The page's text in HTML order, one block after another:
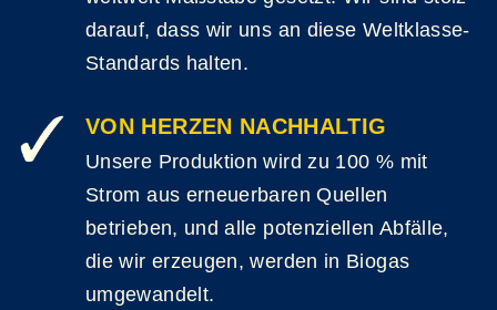
darauf, dass wir uns an diese Weltklasse-
Standards halten.
VON HERZEN NACHHALTIG
Unsere Produktion wird zu 100 % mit
Strom aus erneuerbaren Quellen
betrieben, und alle potenziellen Abfälle,
die wir erzeugen, werden in Biogas
umgewandelt.